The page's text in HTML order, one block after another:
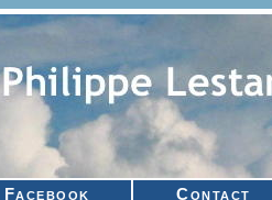
Facebook Contact